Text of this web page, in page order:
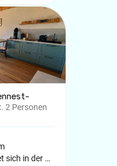
2 Personen
sich in der 1.